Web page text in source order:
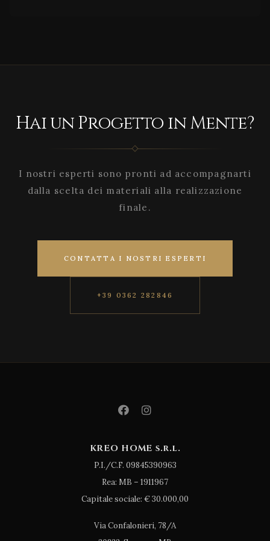
Hai un Progetto in Mente?
I nostri esperti sono pronti ad accompagnarti
dalla scelta dei materiali alla realizzazione
finale.
CONTATTA I NOSTRI ESPERTI
+39 0362 282846
KREO HOME s.r.l.
P.I./C.F. 09845390963
Rea: MB – 1911967
Capitale sociale: € 30.000,00
Via Confalonieri, 78/A